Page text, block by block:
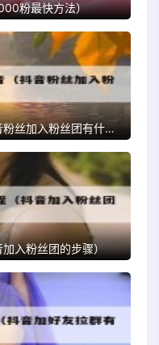
粉最快方法）
加入粉丝团有什么作用抖音（抖音粉丝加入粉丝团有什么用）
入粉丝团的步骤）